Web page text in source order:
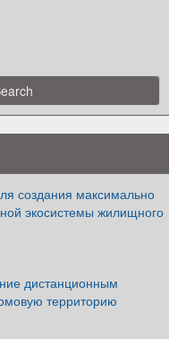
создания максимально
экосистемы жилищного
дистанционным
территорию